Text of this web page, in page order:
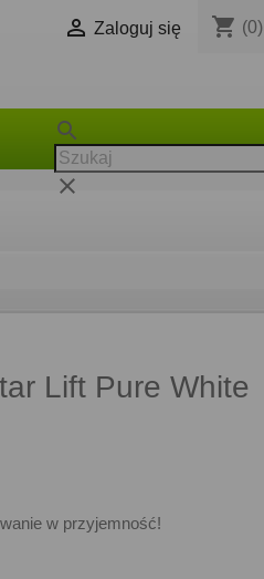
 Zaloguj się shopping_cart (0)
search
clear
Lift Pure White
w przyjemność!